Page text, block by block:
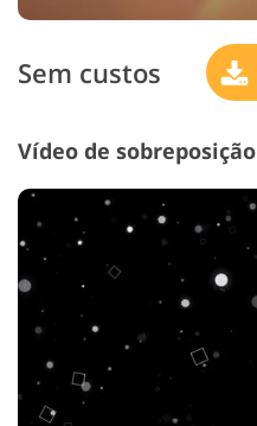
Sem custos